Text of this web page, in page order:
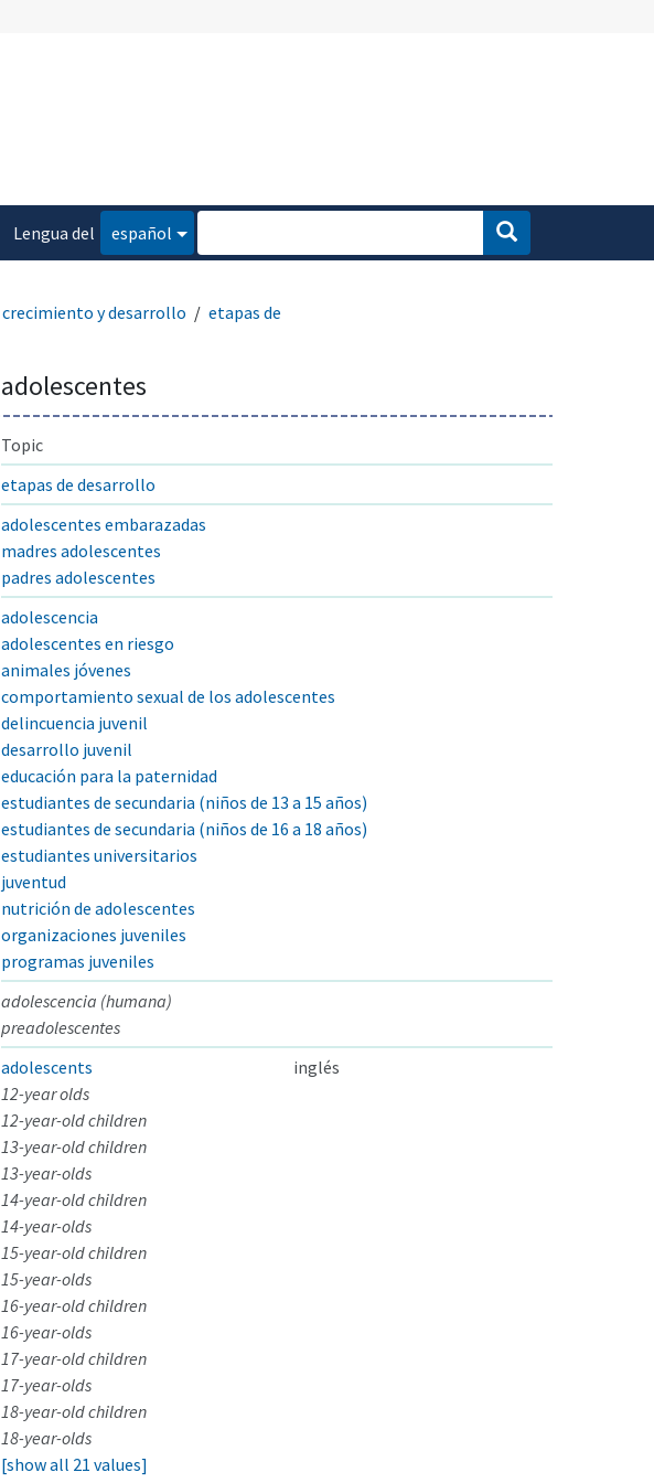
Lengua del
español
crecimiento y desarrollo
etapas de
adolescentes
Topic
etapas de desarrollo
adolescentes embarazadas
madres adolescentes
padres adolescentes
adolescencia
adolescentes en riesgo
animales jóvenes
comportamiento sexual de los adolescentes
delincuencia juvenil
desarrollo juvenil
educación para la paternidad
estudiantes de secundaria (niños de 13 a 15 años)
estudiantes de secundaria (niños de 16 a 18 años)
estudiantes universitarios
juventud
nutrición de adolescentes
organizaciones juveniles
programas juveniles
adolescencia (humana)
preadolescentes
adolescents
inglés
12-year olds
12-year-old children
13-year-old children
13-year-olds
14-year-old children
14-year-olds
15-year-old children
15-year-olds
16-year-old children
16-year-olds
17-year-old children
17-year-olds
18-year-old children
18-year-olds
[show all 21 values]